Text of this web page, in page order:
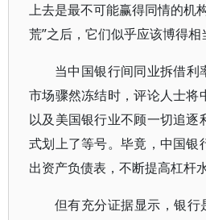
上去是最不可能赢得同情的机
荒”之后，它们似乎应该博得相
当中国银行间同业拆借利
市场骤然冻结时，评论人士将
以及美国银行业不顾一切追逐
式划上了等号。毕竟，中国银
出资产负债表，不断提高杠杆水
但有充分证据显示，银行